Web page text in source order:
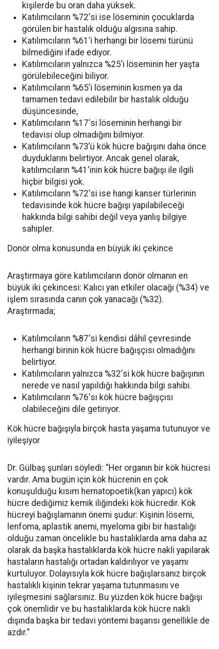
kişilerde bu oran daha yüksek.
Katılımcıların %72‘si ise löseminin çocuklarda
görülen bir hastalık olduğu algısına sahip.
Katılımcıların %61 ‘i herhangi bir lösemi türünü
bilmediğini ifade ediyor.
Katılımcıların yalnızca %25‘i löseminin her yaşta
görülebileceğini biliyor.
Katılımcıların %65‘i löseminin kısmen ya da
tamamen tedavi edilebilir bir hastalık olduğu
düşüncesinde,
Katılımcıların %17‘si löseminin herhangi bir
tedavisi olup olmadığını bilmiyor.
Katılımcıların %73’ü kök hücre bağışını daha önce
duyduklarını belirtiyor. Ancak genel olarak,
katılımcıların %41 ‘inin kök hücre bağışı ile ilgili
hiçbir bilgisi yok.
Katılımcıların %72‘si ise hangi kanser türlerinin
tedavisinde kök hücre bağışı yapılabileceği
hakkında bilgi sahibi değil veya yanlış bilgiye
sahipler.
Donör olma konusunda en büyük iki çekince
Araştırmaya göre katılımcıların donör olmanın en
büyük iki çekincesi: Kalıcı yan etkiler olacağı (%34) ve
işlem sırasında canın çok yanacağı (%32).
Araştırmada;
Katılımcıların %87‘si kendisi dâhil çevresinde
herhangi birinin kök hücre bağışçısı olmadığını
belirtiyor.
Katılımcıların yalnızca %32‘si kök hücre bağışının
nerede ve nasıl yapıldığı hakkında bilgi sahibi.
Katılımcıların %76‘sı kök hücre bağışçısı
olabileceğini dile getiriyor.
Kök hücre bağışıyla birçok hasta yaşama tutunuyor ve
iyileşiyor
Dr. Gülbaş şunları söyledi: “Her organın bir kök hücresi
vardır. Ama bugün için kök hücrenin en çok
konuşulduğu kısım hematopoetik(kan yapıcı) kök
hücre dediğimiz kemik iliğindeki kök hücredir. Kök
hücreyi bağışlamanın önemi şudur: Kişinin lösemi,
lenfoma, aplastik anemi, myeloma gibi bir hastalığı
olduğu zaman öncelikle bu hastalıklarda ama daha az
olarak da başka hastalıklarda kök hücre nakli yapılarak
hastaların hastalığı ortadan kaldırılıyor ve yaşamı
kurtuluyor. Dolayısıyla kök hücre bağışlarsanız birçok
hastalıklı kişinin tekrar yaşama tutunmasını ve
iyileşmesini sağlarsınız. Bu yüzden kök hücre bağışı
çok önemlidir ve bu hastalıklarda kök hücre nakli
dışında başka bir tedavi yöntemi başarısı genellikle de
azdır.”